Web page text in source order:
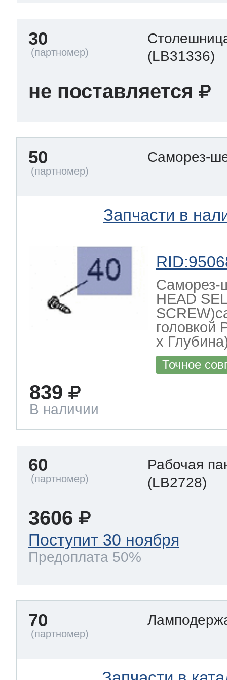
30
(LB31336)
не поставляется
50 Саморез-
Запчасти в
Саморез-
HEAD
х
Точное
839
В наличии
60
Рабочая
(LB2728)
3606
Поступит 30 ноября
Предоплата 50%
70